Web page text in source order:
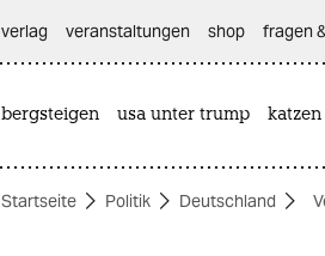
themen
verlag
veranstaltungen shop fragen
bergsteigen usa unter trump katzen
Startseite Politik Deutschland